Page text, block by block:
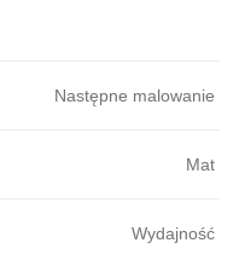
Następne malowanie
Mat
Wydajność